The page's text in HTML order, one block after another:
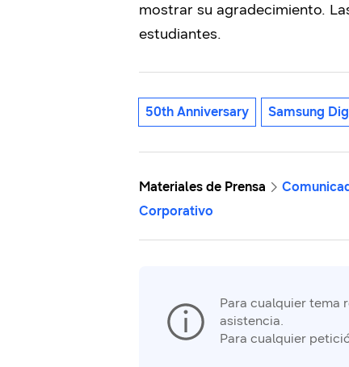
mostrar su agradecimiento.
estudiantes.
50th Anniversary Samsung
Materiales de Prensa
Corporativo
Para cualquier tema
asistencia.
Para cualquier